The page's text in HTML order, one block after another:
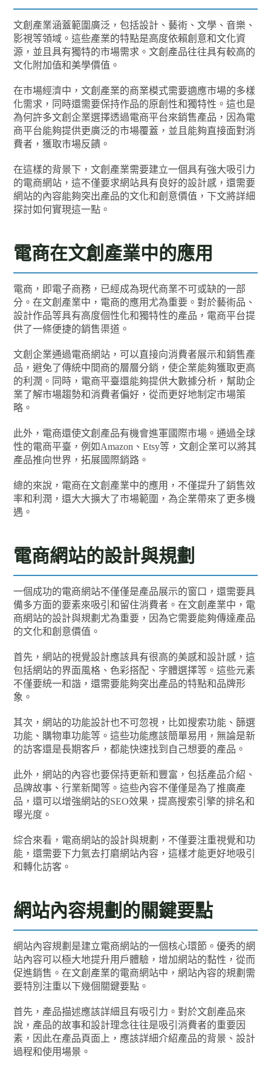
文創產業涵蓋範圍廣泛，包括設計、藝術、文學、音樂、
影視等領域。這些產業的特點是高度依賴創意和文化資
源，並且具有獨特的市場需求。文創產品往往具有較高的
文化附加值和美學價值。
在市場經濟中，文創產業的商業模式需要適應市場的多樣
化需求，同時還需要保持作品的原創性和獨特性。這也是
為何許多文創企業選擇透過電商平台來銷售產品，因為電
商平台能夠提供更廣泛的市場覆蓋，並且能夠直接面對消
費者，獲取市場反饋。
在這樣的背景下，文創產業需要建立一個具有強大吸引力
的電商網站，這不僅要求網站具有良好的設計感，還需要
網站的內容能夠突出產品的文化和創意價值，下文將詳細
探討如何實現這一點。
電商在文創產業中的應用
電商，即電子商務，已經成為現代商業不可或缺的一部
分。在文創產業中，電商的應用尤為重要。對於藝術品、
設計作品等具有高度個性化和獨特性的產品，電商平台提
供了一條便捷的銷售渠道。
文創企業通過電商網站，可以直接向消費者展示和銷售產
品，避免了傳統中間商的層層分銷，使企業能夠獲取更高
的利潤。同時，電商平臺還能夠提供大數據分析，幫助企
業了解市場趨勢和消費者偏好，從而更好地制定市場策
略。
此外，電商還使文創產品有機會進軍國際市場。通過全球
性的電商平臺，例如Amazon、Etsy等，文創企業可以將其
產品推向世界，拓展國際銷路。
總的來說，電商在文創產業中的應用，不僅提升了銷售效
率和利潤，還大大擴大了市場範圍，為企業帶來了更多機
遇。
電商網站的設計與規劃
一個成功的電商網站不僅僅是產品展示的窗口，還需要具
備多方面的要素來吸引和留住消費者。在文創產業中，電
商網站的設計與規劃尤為重要，因為它需要能夠傳達產品
的文化和創意價值。
首先，網站的視覺設計應該具有很高的美感和設計感，這
包括網站的界面風格、色彩搭配、字體選擇等。這些元素
不僅要統一和諧，還需要能夠突出產品的特點和品牌形
象。
其次，網站的功能設計也不可忽視，比如搜索功能、篩選
功能、購物車功能等。這些功能應該簡單易用，無論是新
的訪客還是長期客戶，都能快速找到自己想要的產品。
此外，網站的內容也要保持更新和豐富，包括產品介紹、
品牌故事、行業新聞等。這些內容不僅僅是為了推廣產
品，還可以增強網站的SEO效果，提高搜索引擎的排名和
曝光度。
綜合來看，電商網站的設計與規劃，不僅要注重視覺和功
能，還需要下力氣去打磨網站內容，這樣才能更好地吸引
和轉化訪客。
網站內容規劃的關鍵要點
網站內容規劃是建立電商網站的一個核心環節。優秀的網
站內容可以極大地提升用戶體驗，增加網站的黏性，從而
促進銷售。在文創產業的電商網站中，網站內容的規劃需
要特別注重以下幾個關鍵要點。
首先，產品描述應該詳細且有吸引力。對於文創產品來
說，產品的故事和設計理念往往是吸引消費者的重要因
素，因此在產品頁面上，應該詳細介紹產品的背景、設計
過程和使用場景。